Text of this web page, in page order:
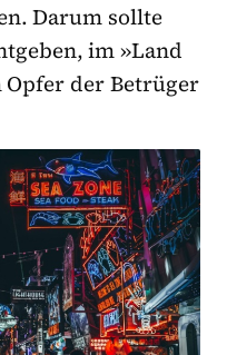
Darum sollte
im »Land
Opfer der Betrüger